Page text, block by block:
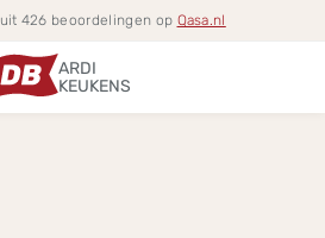
uit 426 beoordelingen op Qasa.nl
ARDI
KEUKENS